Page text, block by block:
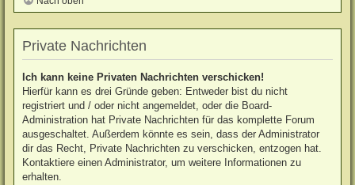
Private Nachrichten
Ich kann keine Privaten Nachrichten verschicken!
Hierfür kann es drei Gründe geben: Entweder bist du nicht
registriert und / oder nicht angemeldet, oder die Board-
Administration hat Private Nachrichten für das komplette Forum
ausgeschaltet. Außerdem könnte es sein, dass der Administrator
dir das Recht, Private Nachrichten zu verschicken, entzogen hat.
Kontaktiere einen Administrator, um weitere Informationen zu
erhalten.